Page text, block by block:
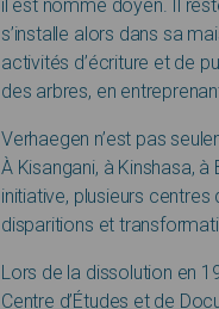
il est nommé doyen. Il
s’installe alors dans sa
activités d’écriture et de
des arbres, en
Verhaegen n’est pas
À Kisangani, à Kinshasa,
initiative, plusieurs
disparitions et
Lors de la dissolution en
Centre d’Études et de